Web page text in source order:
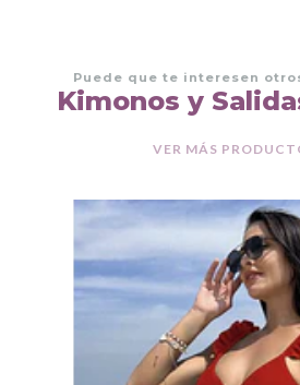
Puede que te interesen
Kimonos y
VER MÁS